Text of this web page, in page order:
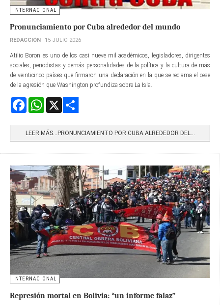
INTERNACIONAL
Pronunciamiento por Cuba alrededor del mundo
REDACCIÓN 15 JULIO 2026
Atilio Boron es uno de los casi nueve mil académicos, legisladores, dirigentes
sociales, periodistas y demás personalidades de la política y la cultura de más
de veinticinco países que firmaron una declaración en la que se reclama el cese
de la agresión que Washington profundiza sobre La Isla.
FacebookWhatsApp
LEER MÁS…PRONUNCIAMIENTO POR CUBA ALREDEDOR DEL...
INTERNACIONAL
Represión mortal en Bolivia: “un informe falaz”